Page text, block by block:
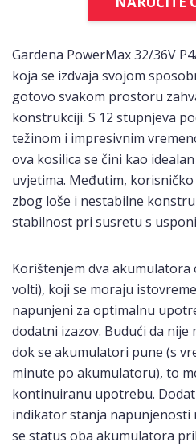
Gardena PowerMax 32/36V
koja se izdvaja svojom
gotovo svakom prostoru
konstrukciji. S 12 stupnjeva
težinom i impresivnim
ova kosilica se čini kao
uvjetima. Međutim,
zbog loše i nestabilne
stabilnost pri susretu s
Korištenjem dva
volti), koji se moraju
napunjeni za optimalnu
dodatni izazov. Budući da
dok se akumulatori pune (s
minute po akumulatoru), to
kontinuiranu upotrebu.
indikator stanja napunjenosti
se status oba akumulatora